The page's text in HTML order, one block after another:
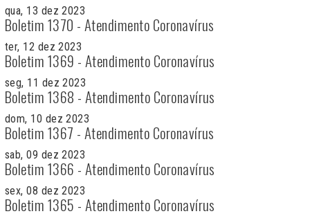
qua, 13 dez 2023
Boletim 1370 - Atendimento Coronavírus
ter, 12 dez 2023
Boletim 1369 - Atendimento Coronavírus
seg, 11 dez 2023
Boletim 1368 - Atendimento Coronavírus
dom, 10 dez 2023
Boletim 1367 - Atendimento Coronavírus
sab, 09 dez 2023
Boletim 1366 - Atendimento Coronavírus
sex, 08 dez 2023
Boletim 1365 - Atendimento Coronavírus